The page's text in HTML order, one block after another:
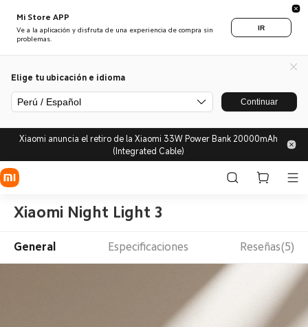
Mi Store APP
Ve a la aplicación y disfruta de una experiencia de compra sin
problemas.
IR
Elige tu ubicación e idioma
Perú / Español Continuar
Xiaomi anuncia el retiro de la Xiaomi 33W Power Bank 20000mAh
(Integrated Cable)
Xiaomi Night Light 3
General Especificaciones Reseñas(5)